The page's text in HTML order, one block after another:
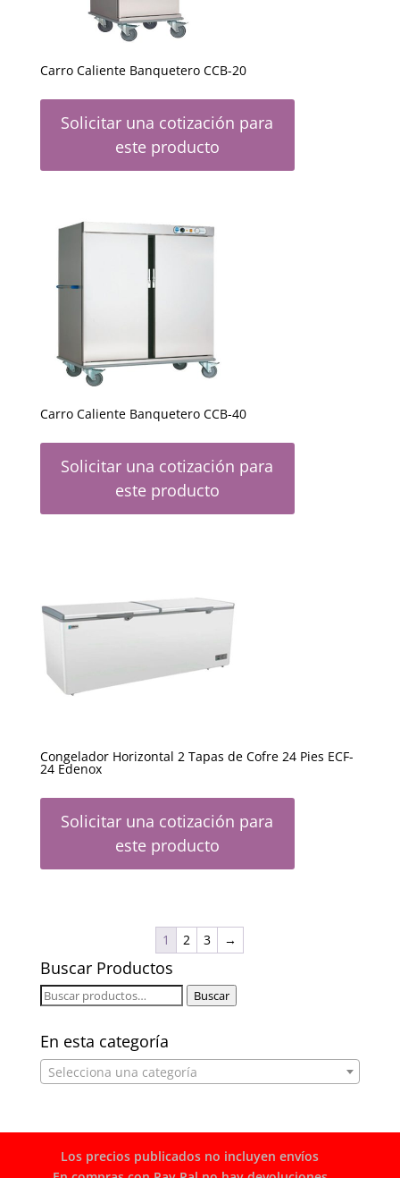
Carro Caliente Banquetero CCB-20
Solicitar una cotización para
este producto
Carro Caliente Banquetero CCB-40
Solicitar una cotización para
este producto
Congelador Horizontal 2 Tapas de Cofre 24 Pies ECF-
24 Edenox
Solicitar una cotización para
este producto
1 2 3 →
Buscar Productos
Buscar
Buscar
En esta categoría
Selecciona una categoría
Los precios publicados no incluyen envíos